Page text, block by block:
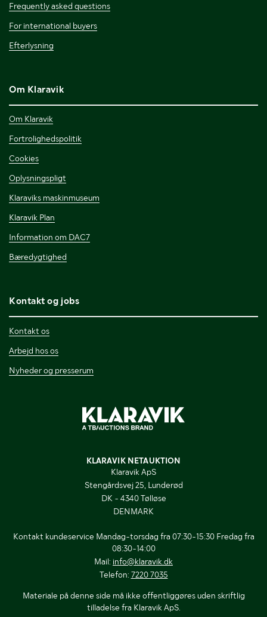
Frequently asked questions
For international buyers
Efterlysning
Om Klaravik
Om Klaravik
Fortrolighedspolitik
Cookies
Oplysningspligt
Klaraviks maskinmuseum
Klaravik Plan
Information om DAC7
Bæredygtighed
Kontakt og jobs
Kontakt os
Arbejd hos os
Nyheder og presserum
KLARAVIK NETAUKTION
Klaravik ApS
Stengårdsvej 25, Lunderød
DK - 4340 Tølløse
DENMARK
Kontakt kundeservice Mandag-torsdag fra 07:30-15:30 Fredag fra
08:30-14:00
Mail: info@klaravik.dk
Telefon: 7220 7035
Materiale på denne side må ikke offentliggøres uden skriftlig
tilladelse fra Klaravik ApS.